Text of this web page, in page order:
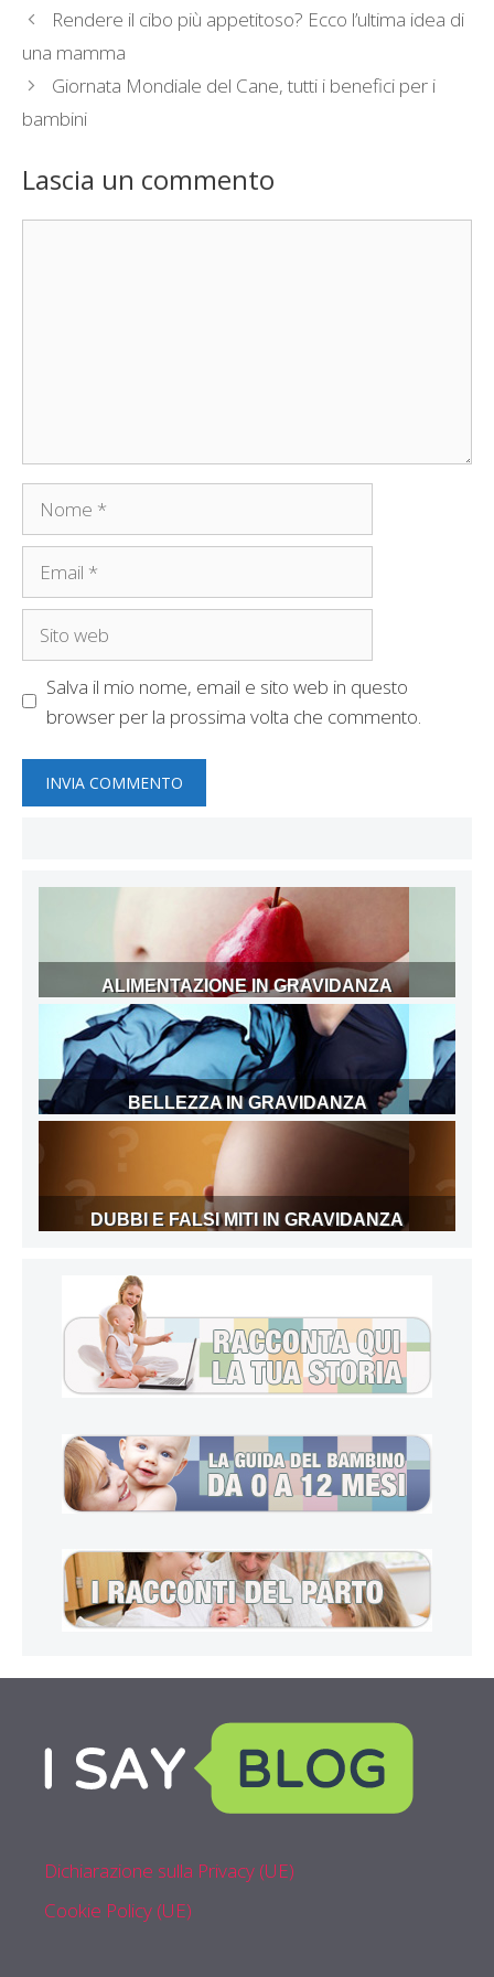
Rendere il cibo più appetitoso? Ecco l’ultima idea di
una mamma
Giornata Mondiale del Cane, tutti i benefici per i
bambini
Lascia un commento
Salva il mio nome, email e sito web in questo
browser per la prossima volta che commento.
ALIMENTAZIONE IN GRAVIDANZA
BELLEZZA IN GRAVIDANZA
DUBBI E FALSI MITI IN GRAVIDANZA
Dichiarazione sulla Privacy (UE)
Cookie Policy (UE)